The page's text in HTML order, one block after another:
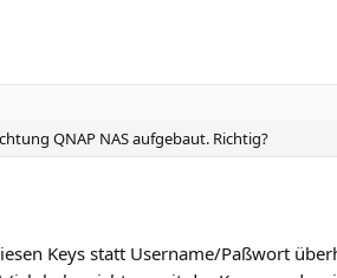
QNAP NAS aufgebaut. Richtig?
Keys statt Username/Paßwort